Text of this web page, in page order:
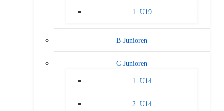
1. U19
B-Junioren
C-Junioren
1. U14
2. U14